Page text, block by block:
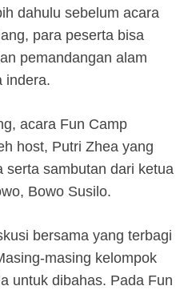
dahulu sebelum acara
para peserta bisa
pemandangan alam
indera.
acara Fun Camp
host, Putri Zhea yang
serta sambutan dari ketua
Bowo Susilo.
bersama yang terbagi
masing kelompok
untuk dibahas. Pada Fun